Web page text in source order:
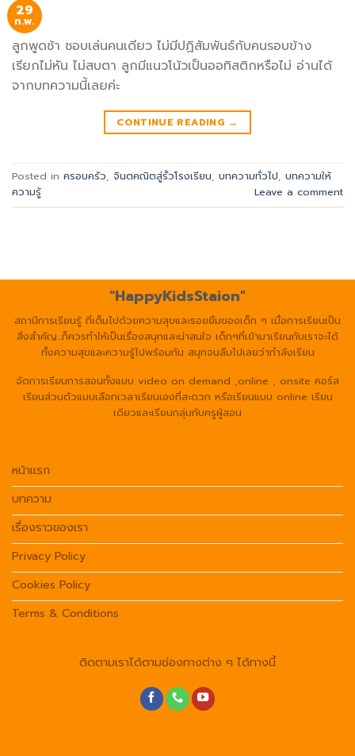
29
ก.พ.
ลูกพูดช้า ชอบเล่นคนเดียว ไม่มีปฏิสัมพันธ์กับคนรอบข้าง
เรียกไม่หัน ไม่สบตา ลูกมีแนวโน้วเป็นออทิสติกหรือไม่ อ่านได้
จากบทความนี้เลยค่ะ
CONTINUE READING →
Posted in ครอบครัว, จินตคณิตสู่รั้วโรงเรียน, บทความทั่วไป, บทความให้
ความรู้
Leave a comment
"HappyKidsStaion"
สถานีการเรียนรู้ ที่เต็มไปด้วยความสุขและรอยยิ้มของเด็ก ๆ เมื่อการเรียนเป็น
สิ่งสำคัญ...ก็ควรทำให้เป็นเรื่องสนุกและน่าสนใจ เด็กๆที่เข้ามาเรียนกับเราจะได้
ทั้งความสุขและความรู้ไปพร้อมกัน สนุกจนลืมไปเลยว่ากำลังเรียน
จัดการเรียนการสอนทั้งแบบ video on demand ,online , onsite คอร์ส
เรียนส่วนตัวแบบเลือกเวลาเรียนเองที่สะดวก หรือเรียนแบบ online เรียน
เดียวและเรียนกลุ่มกับครูผู้สอน
หน้าแรก
บทความ
เรื่องราวของเรา
Privacy Policy
Cookies Policy
Terms & Conditions
ติดตามเราได้ตามช่องทางต่าง ๆ ได้ทางนี้